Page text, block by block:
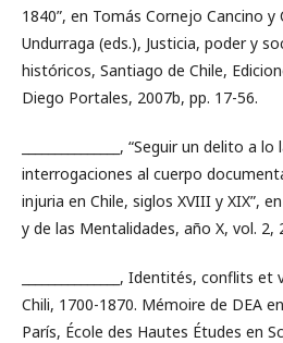
1840”, en Tomás Cornejo Cancino y
Undurraga (eds.), Justicia, poder y
históricos, Santiago de Chile,
Diego Portales, 2007b, pp. 17-56.
_______________, “Seguir un delito a
interrogaciones al cuerpo
injuria en Chile, siglos XVIII y XIX”,
y de las Mentalidades, año X, vol. 2,
_______________, Identités, conflits
Chili, 1700-1870. Mémoire de DEA
París, École des Hautes Études en